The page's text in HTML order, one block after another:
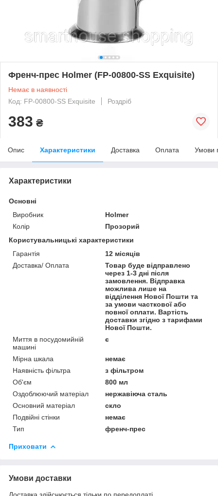
Френч-прес Holmer (FP-00800-SS Exquisite)
Немає в наявності
Код: FP-00800-SS Exquisite
Роздріб
383 ₴
Опис Характеристики Доставка Оплата Умови
Характеристики
Основні
Виробник
Holmer
Колір
Прозорий
Користувальницькі характеристики
Гарантія
12 місяців
Доставка/ Оплата
Товар буде відправлено
через 1-3 дні після
замовлення. Відправка
можлива лише на
відділення Нової Пошти та
за умови часткової або
повної оплати. Вартість
доставки згідно з тарифами
Нової Пошти.
Миття в посудомийній
машині
є
Мірна шкала
немає
Наявність фільтра
з фільтром
Об'єм
800 мл
Оздоблюючий матеріал
нержавіюча сталь
Основний матеріал
скло
Подвійні стінки
немає
Тип
френч-прес
Приховати
Умови доставки
Доставка здійснюється тільки по передоплаті.